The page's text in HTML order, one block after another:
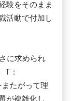
験をそのまま
活動で付加し
に求められ
T：
たがって理
が複雑化し